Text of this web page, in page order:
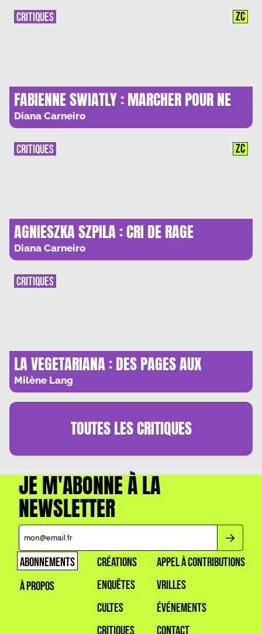
FABIENNE SWIATLY : MARCHER POUR NE
PAS TOMBER
Diana Carneiro
CRITIQUES ZC
AGNIESZKA SZPILA : CRI DE RAGE
FEMINISTE ET ECOLOGIQUE
Diana Carneiro
CRITIQUES ZC
LA VEGETARIANA : DES PAGES AUX
PLANCHES… ET AUX FEUILLES
Milène Lang
CRITIQUES
TOUTES LESCRITIQUES
JE M'ABONNE À LA
NEWSLETTER
ABONNEMENTS
À PROPOS
CRÉATIONS
ENQUÊTES
CULTES
CRITIQUES
APPEL À CONTRIBUTIONS
VRILLES
ÉVÉNEMENTS
CONTACT